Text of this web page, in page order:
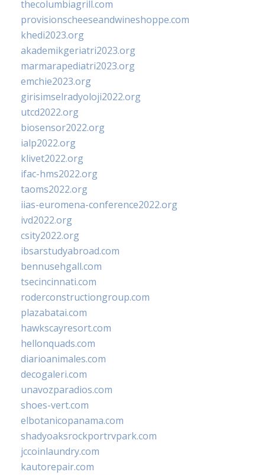
thecolumbiagrill.com
provisionscheeseandwineshoppe.com
khedi2023.org
akademikgeriatri2023.org
marmarapediatri2023.org
emchie2023.org
girisimselradyoloji2022.org
utcd2022.org
biosensor2022.org
ialp2022.org
klivet2022.org
ifac-hms2022.org
taoms2022.org
iias-euromena-conference2022.org
ivd2022.org
csity2022.org
ibsarstudyabroad.com
bennusehgall.com
tsecincinnati.com
roderconstructiongroup.com
plazabatai.com
hawkscayresort.com
hellonquads.com
diarioanimales.com
decogaleri.com
unavozparadios.com
shoes-vert.com
elbotanicopanama.com
shadyoaksrockportrvpark.com
jccoinlaundry.com
kautorepair.com